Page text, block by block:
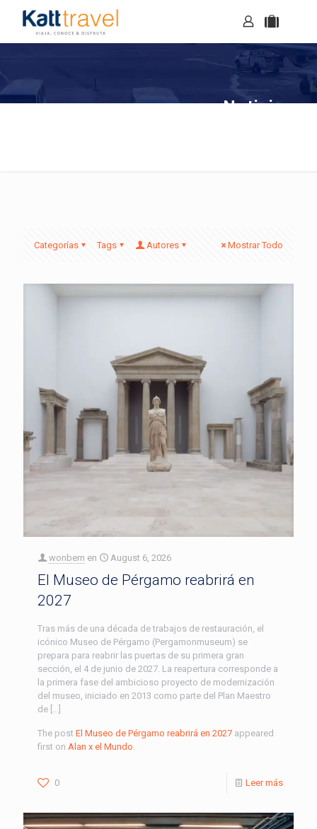
Noticias
Categorías Tags Autores Mostrar Todo
wonbern en August 6, 2026
El Museo de Pérgamo reabrirá en
2027
Tras más de una década de trabajos de restauración, el
icónico Museo de Pérgamo (Pergamonmuseum) se
prepara para reabrir las puertas de su primera gran
sección, el 4 de junio de 2027. La reapertura corresponde a
la primera fase del ambicioso proyecto de modernización
del museo, iniciado en 2013 como parte del Plan Maestro
de […]
The post El Museo de Pérgamo reabrirá en 2027 appeared
first on Alan x el Mundo.
0 Leer más